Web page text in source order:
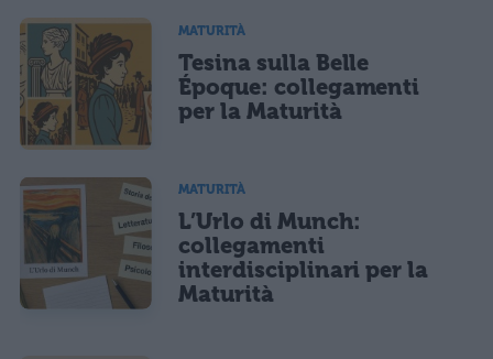
MATURITÀ
Tesina sulla Belle
Époque: collegamenti
per la Maturità
MATURITÀ
L’Urlo di Munch:
collegamenti
interdisciplinari per la
Maturità